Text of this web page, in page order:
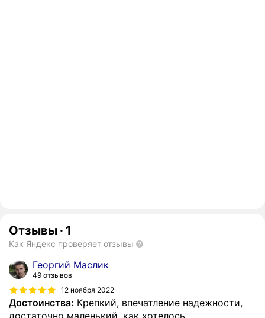
Отзывы · 1
Как Яндекс проверяет отзывы
Георгий Маслик
49 отзывов
12 ноября 2022
Достоинства: Крепкий, впечатление надежности,